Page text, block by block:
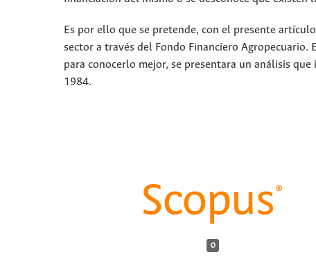
Es por ello que se pretende, con el presente
sector a través del Fondo Financiero
para conocerlo mejor, se presentara un análisis
1984.
0